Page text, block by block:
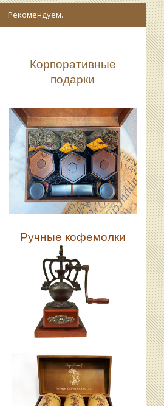
Рекомендуем.
Корпоративные
подарки
Ручные кофемолки